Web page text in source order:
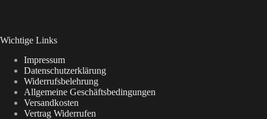
Wichtige Links
Impressum
Datenschutzerklärung
Widerrufsbelehrung
Allgemeine Geschäftsbedingungen
Versandkosten
Vertrag Widerrufen